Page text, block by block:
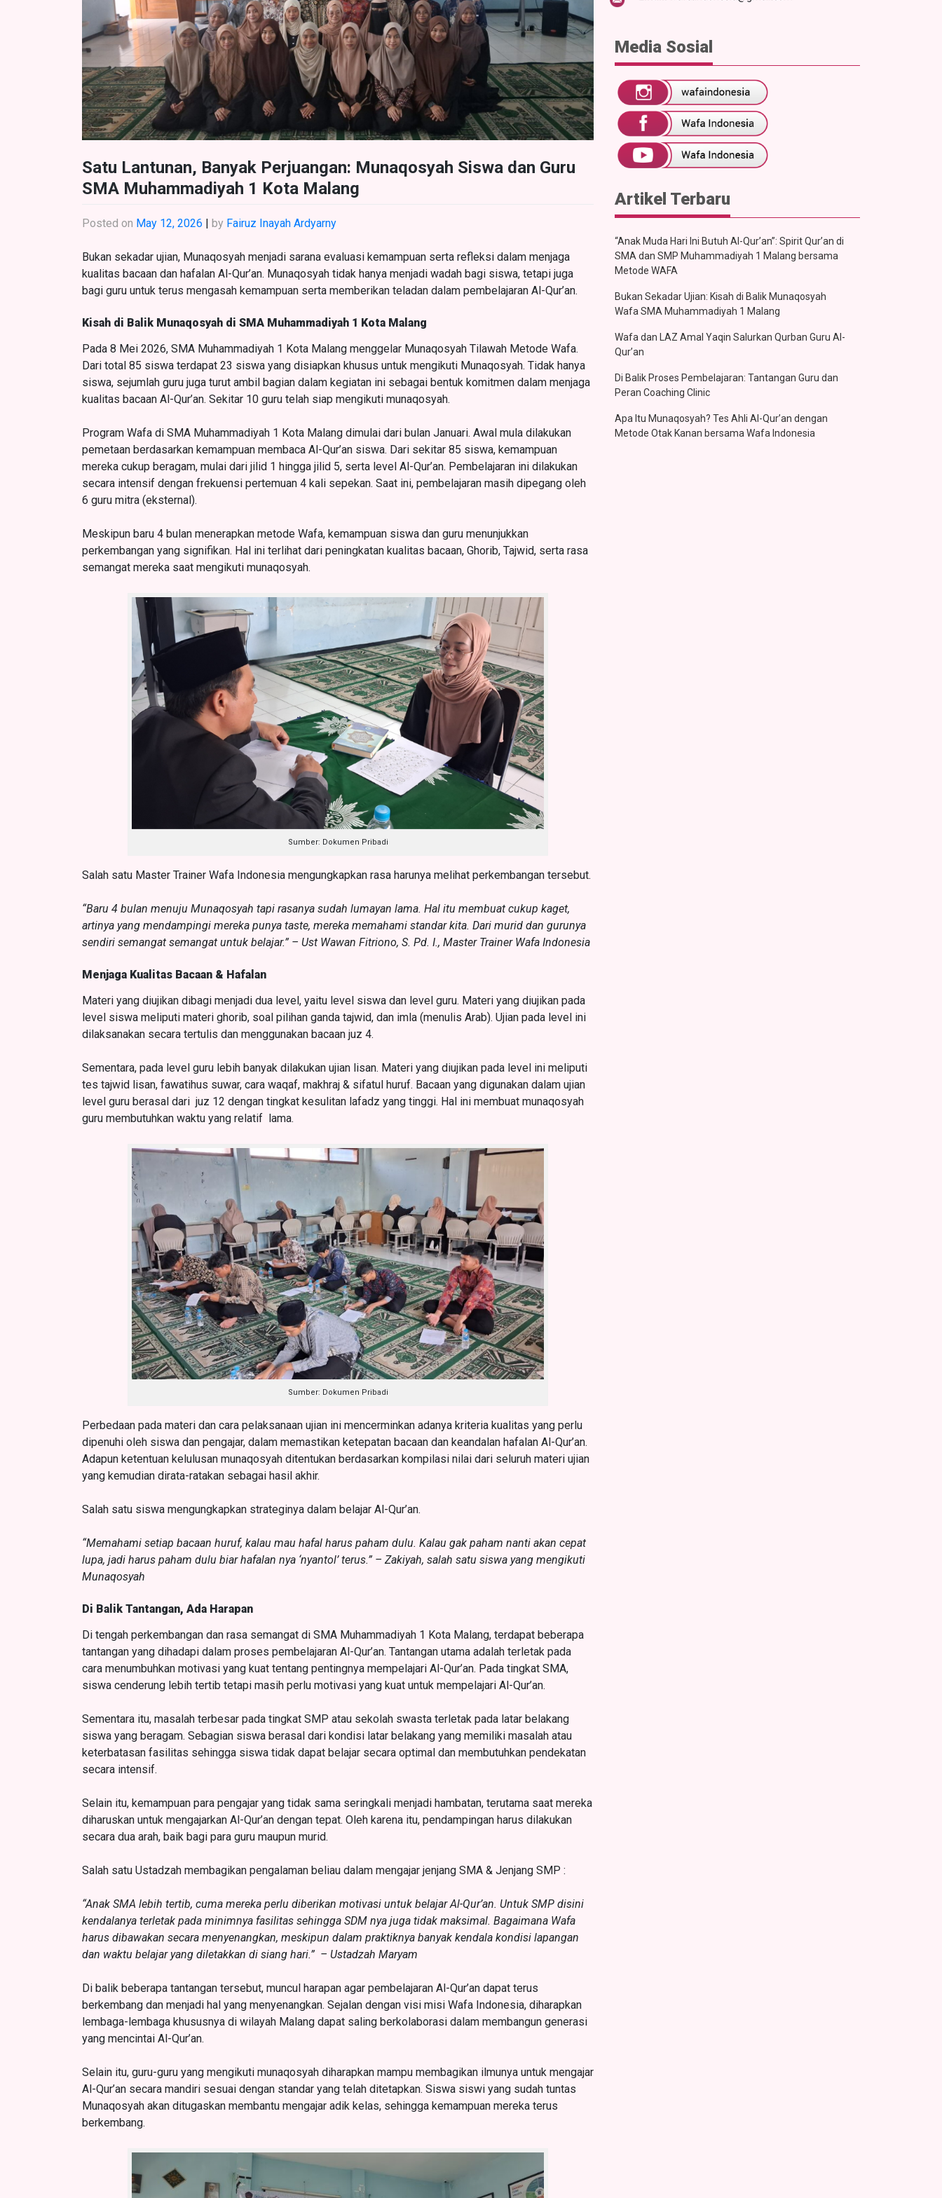
Satu Lantunan, Banyak Perjuangan: Munaqosyah Siswa dan Guru
SMA Muhammadiyah 1 Kota Malang
Posted on May 12, 2026 | by Fairuz Inayah Ardyarny
Bukan sekadar ujian, Munaqosyah menjadi sarana evaluasi kemampuan serta refleksi dalam menjaga
kualitas bacaan dan hafalan Al-Qur’an. Munaqosyah tidak hanya menjadi wadah bagi siswa, tetapi juga
bagi guru untuk terus mengasah kemampuan serta memberikan teladan dalam pembelajaran Al-Qur’an.
Kisah di Balik Munaqosyah di SMA Muhammadiyah 1 Kota Malang
Pada 8 Mei 2026, SMA Muhammadiyah 1 Kota Malang menggelar Munaqosyah Tilawah Metode Wafa.
Dari total 85 siswa terdapat 23 siswa yang disiapkan khusus untuk mengikuti Munaqosyah. Tidak hanya
siswa, sejumlah guru juga turut ambil bagian dalam kegiatan ini sebagai bentuk komitmen dalam menjaga
kualitas bacaan Al-Qur’an. Sekitar 10 guru telah siap mengikuti munaqosyah.
Program Wafa di SMA Muhammadiyah 1 Kota Malang dimulai dari bulan Januari. Awal mula dilakukan
pemetaan berdasarkan kemampuan membaca Al-Qur’an siswa. Dari sekitar 85 siswa, kemampuan
mereka cukup beragam, mulai dari jilid 1 hingga jilid 5, serta level Al-Qur’an. Pembelajaran ini dilakukan
secara intensif dengan frekuensi pertemuan 4 kali sepekan. Saat ini, pembelajaran masih dipegang oleh
6 guru mitra (eksternal).
Meskipun baru 4 bulan menerapkan metode Wafa, kemampuan siswa dan guru menunjukkan
perkembangan yang signifikan. Hal ini terlihat dari peningkatan kualitas bacaan, Ghorib, Tajwid, serta rasa
semangat mereka saat mengikuti munaqosyah.
Sumber: Dokumen Pribadi
Salah satu Master Trainer Wafa Indonesia mengungkapkan rasa harunya melihat perkembangan tersebut.
“Baru 4 bulan menuju Munaqosyah tapi rasanya sudah lumayan lama. Hal itu membuat cukup kaget,
artinya yang mendampingi mereka punya taste, mereka memahami standar kita. Dari murid dan gurunya
sendiri semangat semangat untuk belajar.” – Ust Wawan Fitriono, S. Pd. I., Master Trainer Wafa Indonesia
Menjaga Kualitas Bacaan & Hafalan
Materi yang diujikan dibagi menjadi dua level, yaitu level siswa dan level guru. Materi yang diujikan pada
level siswa meliputi materi ghorib, soal pilihan ganda tajwid, dan imla (menulis Arab). Ujian pada level ini
dilaksanakan secara tertulis dan menggunakan bacaan juz 4.
Sementara, pada level guru lebih banyak dilakukan ujian lisan. Materi yang diujikan pada level ini meliputi
tes tajwid lisan, fawatihus suwar, cara waqaf, makhraj & sifatul huruf. Bacaan yang digunakan dalam ujian
level guru berasal dari juz 12 dengan tingkat kesulitan lafadz yang tinggi. Hal ini membuat munaqosyah
guru membutuhkan waktu yang relatif lama.
Sumber: Dokumen Pribadi
Perbedaan pada materi dan cara pelaksanaan ujian ini mencerminkan adanya kriteria kualitas yang perlu
dipenuhi oleh siswa dan pengajar, dalam memastikan ketepatan bacaan dan keandalan hafalan Al-Qur’an.
Adapun ketentuan kelulusan munaqosyah ditentukan berdasarkan kompilasi nilai dari seluruh materi ujian
yang kemudian dirata-ratakan sebagai hasil akhir.
Salah satu siswa mengungkapkan strateginya dalam belajar Al-Qur’an.
“Memahami setiap bacaan huruf, kalau mau hafal harus paham dulu. Kalau gak paham nanti akan cepat
lupa, jadi harus paham dulu biar hafalan nya ‘nyantol’ terus.” – Zakiyah, salah satu siswa yang mengikuti
Munaqosyah
Di Balik Tantangan, Ada Harapan
Di tengah perkembangan dan rasa semangat di SMA Muhammadiyah 1 Kota Malang, terdapat beberapa
tantangan yang dihadapi dalam proses pembelajaran Al-Qur’an. Tantangan utama adalah terletak pada
cara menumbuhkan motivasi yang kuat tentang pentingnya mempelajari Al-Qur’an. Pada tingkat SMA,
siswa cenderung lebih tertib tetapi masih perlu motivasi yang kuat untuk mempelajari Al-Qur’an.
Sementara itu, masalah terbesar pada tingkat SMP atau sekolah swasta terletak pada latar belakang
siswa yang beragam. Sebagian siswa berasal dari kondisi latar belakang yang memiliki masalah atau
keterbatasan fasilitas sehingga siswa tidak dapat belajar secara optimal dan membutuhkan pendekatan
secara intensif.
Selain itu, kemampuan para pengajar yang tidak sama seringkali menjadi hambatan, terutama saat mereka
diharuskan untuk mengajarkan Al-Qur’an dengan tepat. Oleh karena itu, pendampingan harus dilakukan
secara dua arah, baik bagi para guru maupun murid.
Salah satu Ustadzah membagikan pengalaman beliau dalam mengajar jenjang SMA & Jenjang SMP :
“Anak SMA lebih tertib, cuma mereka perlu diberikan motivasi untuk belajar Al-Qur’an. Untuk SMP disini
kendalanya terletak pada minimnya fasilitas sehingga SDM nya juga tidak maksimal. Bagaimana Wafa
harus dibawakan secara menyenangkan, meskipun dalam praktiknya banyak kendala kondisi lapangan
dan waktu belajar yang diletakkan di siang hari.” – Ustadzah Maryam
Di balik beberapa tantangan tersebut, muncul harapan agar pembelajaran Al-Qur’an dapat terus
berkembang dan menjadi hal yang menyenangkan. Sejalan dengan visi misi Wafa Indonesia, diharapkan
lembaga-lembaga khususnya di wilayah Malang dapat saling berkolaborasi dalam membangun generasi
yang mencintai Al-Qur’an.
Selain itu, guru-guru yang mengikuti munaqosyah diharapkan mampu membagikan ilmunya untuk mengajar
Al-Qur’an secara mandiri sesuai dengan standar yang telah ditetapkan. Siswa siswi yang sudah tuntas
Munaqosyah akan ditugaskan membantu mengajar adik kelas, sehingga kemampuan mereka terus
berkembang.
Media Sosial
Artikel Terbaru
“Anak Muda Hari Ini Butuh Al-Qur’an”: Spirit Qur’an di
SMA dan SMP Muhammadiyah 1 Malang bersama
Metode WAFA
Bukan Sekadar Ujian: Kisah di Balik Munaqosyah
Wafa SMA Muhammadiyah 1 Malang
Wafa dan LAZ Amal Yaqin Salurkan Qurban Guru Al-
Qur’an
Di Balik Proses Pembelajaran: Tantangan Guru dan
Peran Coaching Clinic
Apa Itu Munaqosyah? Tes Ahli Al-Qur’an dengan
Metode Otak Kanan bersama Wafa Indonesia